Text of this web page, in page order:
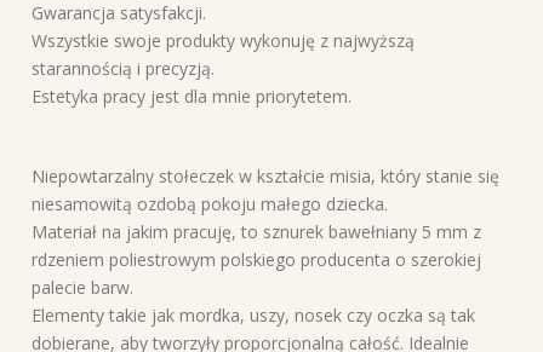
Gwarancja satysfakcji.
Wszystkie swoje produkty wykonuję z najwyższą
starannością i precyzją.
Estetyka pracy jest dla mnie priorytetem.
Niepowtarzalny stołeczek w kształcie misia, który stanie się
niesamowitą ozdobą pokoju małego dziecka.
Materiał na jakim pracuję, to sznurek bawełniany 5 mm z
rdzeniem poliestrowym polskiego producenta o szerokiej
palecie barw.
Elementy takie jak mordka, uszy, nosek czy oczka są tak
dobierane, aby tworzyły proporcjonalną całość. Idealnie